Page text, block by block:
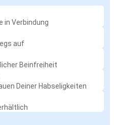
in Verbindung
auf
Beinfreiheit
Deiner Habseligkeiten